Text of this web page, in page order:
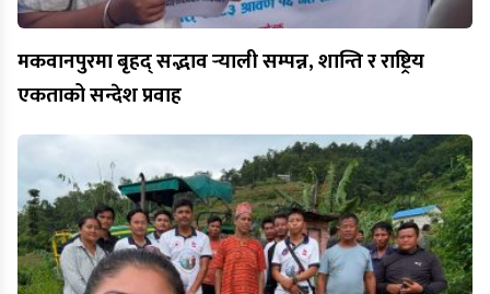
मकवानपुरमा बृहद् सद्भाव र्‍याली सम्पन्न, शान्ति र राष्ट्रिय
एकताको सन्देश प्रवाह